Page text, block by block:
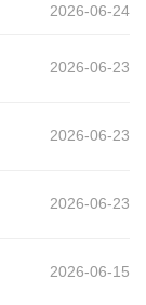
2026-06-24
2026-06-23
2026-06-23
2026-06-23
2026-06-15